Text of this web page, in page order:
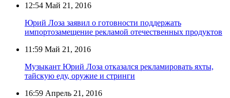
12:54 Май 21, 2016
Юрий Лоза заявил о готовности поддержать
импортозамещение рекламой отечественных продуктов
11:59 Май 21, 2016
Музыкант Юрий Лоза отказался рекламировать яхты,
тайскую еду, оружие и стринги
16:59 Апрель 21, 2016